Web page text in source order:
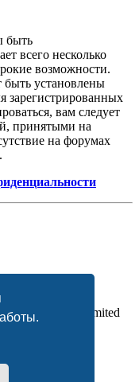
быть
всего несколько
возможности.
установлены
зарегистрированных
вам следует
принятыми на
на форумах
© phpBB Limited